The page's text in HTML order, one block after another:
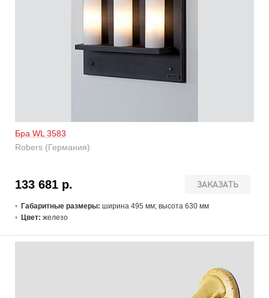
Бра WL 3583
Robers (Германия)
ЗАКАЗАТЬ
133 681 р.
Габаритные размеры: ширина 495 мм; высота 630 мм
Цвет: железо